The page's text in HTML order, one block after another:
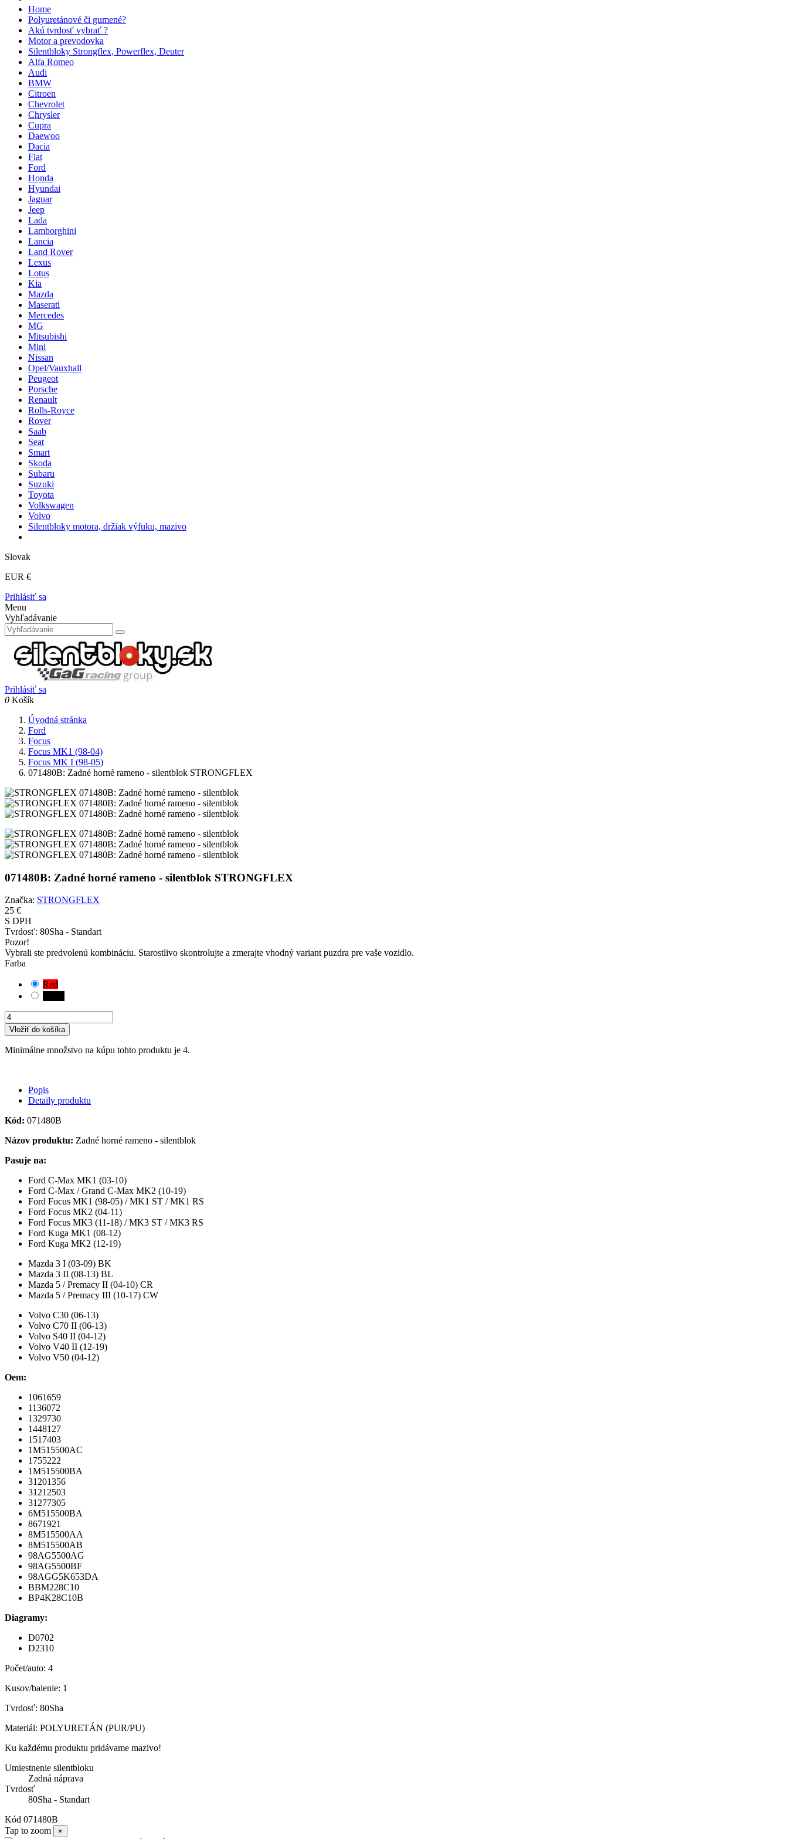
Home
Polyuretánové či gumené?
Akú tvrdosť vybrať ?
Motor a prevodovka
Silentbloky Strongflex, Powerflex, Deuter
Alfa Romeo
Audi
BMW
Citroen
Chevrolet
Chrysler
Cupra
Daewoo
Dacia
Fiat
Ford
Honda
Hyundai
Jaguar
Jeep
Lada
Lamborghini
Lancia
Land Rover
Lexus
Lotus
Kia
Mazda
Maserati
Mercedes
MG
Mitsubishi
Mini
Nissan
Opel/Vauxhall
Peugeot
Porsche
Renault
Rolls-Royce
Rover
Saab
Seat
Smart
Skoda
Subaru
Suzuki
Toyota
Volkswagen
Volvo
Silentbloky motora, držiak výfuku, mazivo
Slovak
EUR €
Prihlásiť sa
Menu
Vyhľadávanie
Prihlásiť sa
0 Košík
Úvodná stránka
Ford
Focus
Focus MK1 (98-04)
Focus MK I (98-05)
071480B: Zadné horné rameno - silentblok STRONGFLEX
071480B: Zadné horné rameno - silentblok STRONGFLEX
Značka: STRONGFLEX
25 €
S DPH
Tvrdosť: 80Sha - Standart
Pozor!
Vybrali ste predvolenú kombináciu. Starostlivo skontrolujte a zmerajte vhodný variant puzdra pre vaše vozidlo.
Farba
Red
Vložiť do košíka
Minimálne množstvo na kúpu tohto produktu je 4.
Popis
Detaily produktu
Kód: 071480B
Názov produktu: Zadné horné rameno - silentblok
Pasuje na:
Ford C-Max MK1 (03-10)
Ford C-Max / Grand C-Max MK2 (10-19)
Ford Focus MK1 (98-05) / MK1 ST / MK1 RS
Ford Focus MK2 (04-11)
Ford Focus MK3 (11-18) / MK3 ST / MK3 RS
Ford Kuga MK1 (08-12)
Ford Kuga MK2 (12-19)
Mazda 3 I (03-09) BK
Mazda 3 II (08-13) BL
Mazda 5 / Premacy II (04-10) CR
Mazda 5 / Premacy III (10-17) CW
Volvo C30 (06-13)
Volvo C70 II (06-13)
Volvo S40 II (04-12)
Volvo V40 II (12-19)
Volvo V50 (04-12)
Oem:
1061659
1136072
1329730
1448127
1517403
1M515500AC
1755222
1M515500BA
31201356
31212503
31277305
6M515500BA
8671921
8M515500AA
8M515500AB
98AG5500AG
98AG5500BF
98AGG5K653DA
BBM228C10
BP4K28C10B
Diagramy:
D0702
D2310
Počet/auto: 4
Kusov/balenie: 1
Tvrdosť: 80Sha
Materiál: POLYURETÁN (PUR/PU)
Ku každému produktu pridávame mazivo!
Umiestnenie silentbloku
Zadná náprava
Tvrdosť
80Sha - Standart
Kód 071480B
Tap to zoom
×